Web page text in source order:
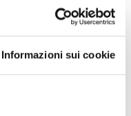
Informazioni sui cookie